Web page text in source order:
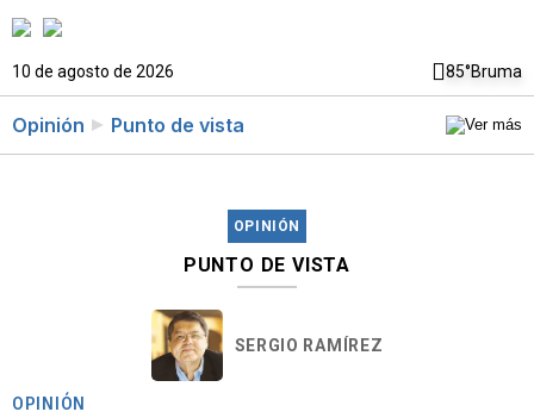
10 de agosto de 2026 85°Bruma
Opinión Punto de vista
OPINIÓN
PUNTO DE VISTA
SERGIO RAMÍREZ
OPINIÓN